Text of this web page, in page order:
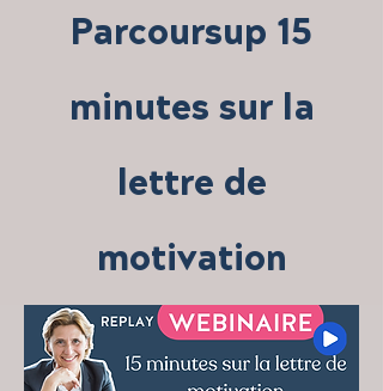
Parcoursup 15
minutes sur la
lettre de
motivation